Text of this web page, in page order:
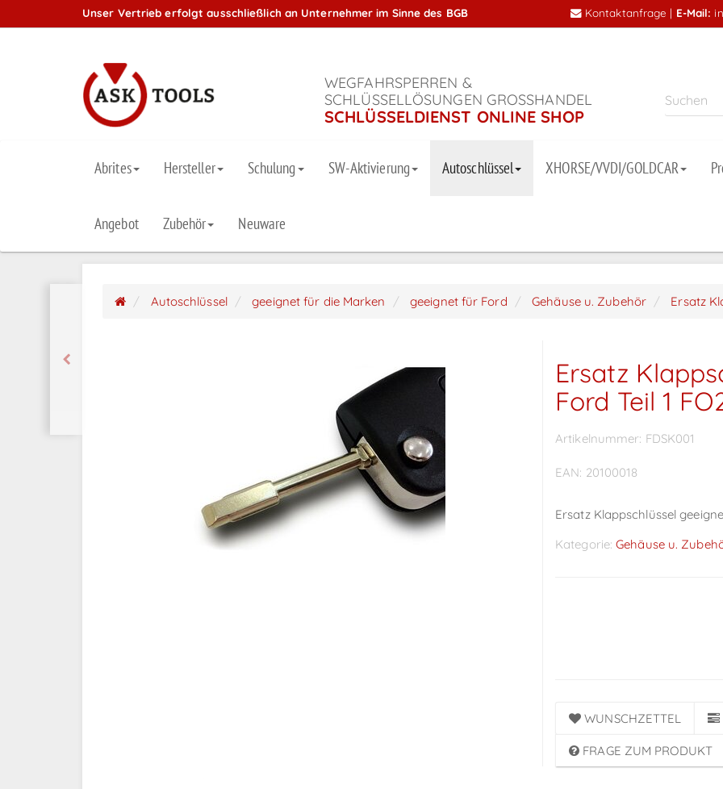
Unser Vertrieb erfolgt ausschließlich an Unternehmer im Sinne des BGB Kontaktanfrage | E-Mail:
WEGFAHRSPERREN &
SCHLÜSSELLÖSUNGEN GROSSHANDEL
SCHLÜSSELDIENST ONLINE SHOP
Abrites Hersteller Schulung SW-Aktivierung Autoschlüssel XHORSE/VVDI/GOLDCAR
Angebot Zubehör Neuware
Autoschlüssel geeignet für die Marken geeignet für Ford Gehäuse u. Zubehör Ersatz
Ersatz
Ford Teil 1
Artikelnummer: FDSK001
EAN: 20100018
Ersatz Klappschlüssel
Kategorie:Gehäuse u.
WUNSCHZETTEL
FRAGE ZUM PRODUKT